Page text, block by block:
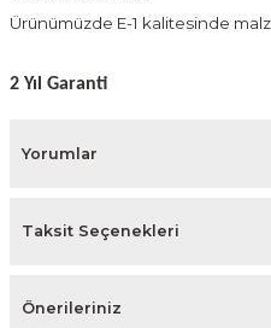
Ürünümüzde E-1 kalitesinde
2 Yıl Garanti
Yorumlar
Taksit Seçenekleri
Önerileriniz